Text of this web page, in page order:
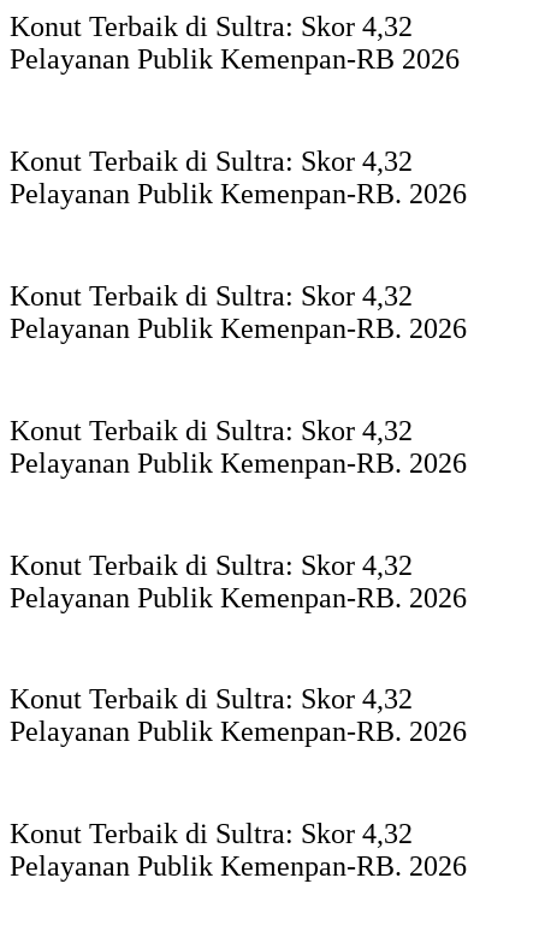
Konut Terbaik di Sultra: Skor 4,32
Pelayanan Publik Kemenpan-RB 2026
Konut Terbaik di Sultra: Skor 4,32
Pelayanan Publik Kemenpan-RB. 2026
Konut Terbaik di Sultra: Skor 4,32
Pelayanan Publik Kemenpan-RB. 2026
Konut Terbaik di Sultra: Skor 4,32
Pelayanan Publik Kemenpan-RB. 2026
Konut Terbaik di Sultra: Skor 4,32
Pelayanan Publik Kemenpan-RB. 2026
Konut Terbaik di Sultra: Skor 4,32
Pelayanan Publik Kemenpan-RB. 2026
Konut Terbaik di Sultra: Skor 4,32
Pelayanan Publik Kemenpan-RB. 2026